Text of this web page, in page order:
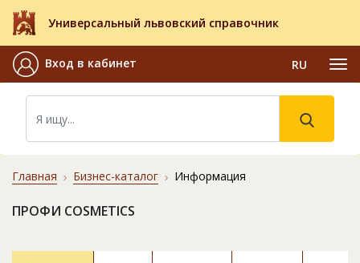
Универсальный львовский справочник
Вход в кабинет RU
Главная Бизнес-каталог Информация
ПРОФИ COSMETICS